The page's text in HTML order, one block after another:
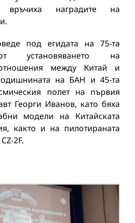
връчиха наградите на
под егидата на 75-та
установяването на
между Китай и
на БАН и 45-та
полет на първия
Георги Иванов, като бяха
модели на Китайската
както и на пилотираната
2F.